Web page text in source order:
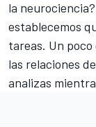
la
establecemos
tareas. Un poco
las relaciones
analizas